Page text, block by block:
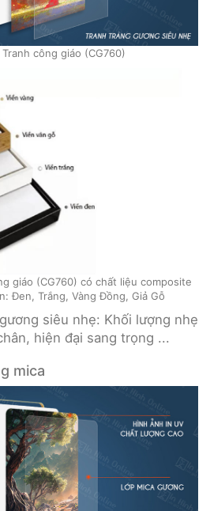
công giáo (CG760)
giáo (CG760) có chất liệu composite
Đen, Trắng, Vàng Đồng, Giả Gỗ
siêu nhẹ: Khối lượng nhẹ
hiện đại sang trọng ...
mica